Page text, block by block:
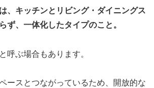
、キッチンとリビング・ダイニングス
ず、一体化したタイプのこと。
呼ぶ場合もあります。
ースとつながっているため、開放的な